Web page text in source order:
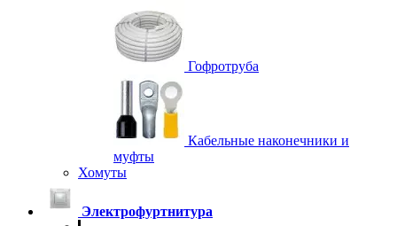
Гофротруба
Кабельные наконечники и
муфты
Хомуты
Электрофуртнитура